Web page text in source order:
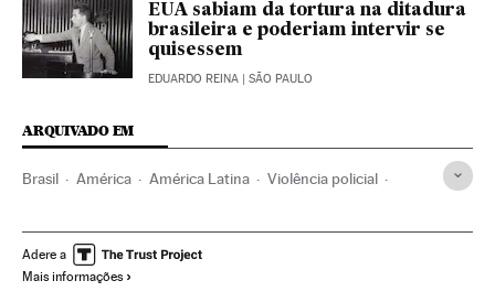
EUA sabiam da tortura na ditadura
brasileira e poderiam intervir se
quisessem
EDUARDO REINA | SÃO PAULO
ARQUIVADO EM
Brasil América América Latina Violência policial
Polícia militar Rio de Janeiro
Adere a
Mais informações